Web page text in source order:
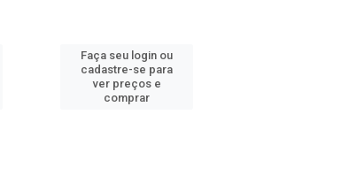
Faça seu login ou
cadastre-se para
ver preços e
comprar